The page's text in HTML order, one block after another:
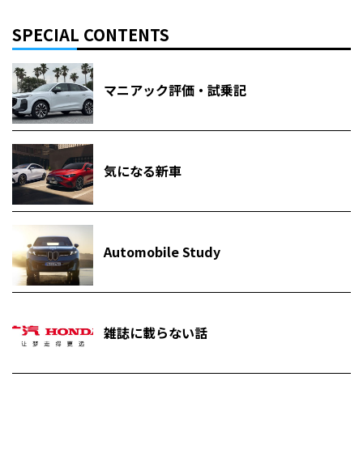
SPECIAL CONTENTS
マニアック評価・試乗記
気になる新車
Automobile Study
雑誌に載らない話